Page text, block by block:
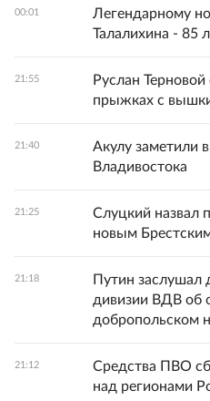
00:01
Легендарному
Талалихина - 85
21:55
Руслан
прыжках с
21:40
Акулу заметили
Владивостока
21:25
Слуцкий назвал
новым
21:18
Путин заслушал
дивизии ВДВ об
добропольском
21:12
Средства ПВО
над регионами